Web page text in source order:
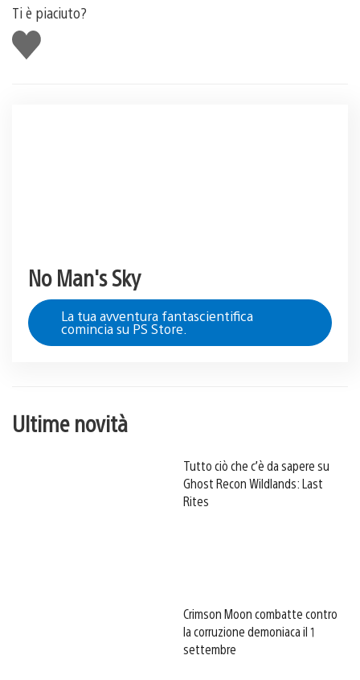
Ti è piaciuto?
Mi
piace
No Man's Sky
La tua avventura fantascientifica
comincia su PS Store.
Ultime novità
Tutto ciò che c’è da sapere su
Ghost Recon Wildlands: Last
Rites
Crimson Moon combatte contro
la corruzione demoniaca il 1
settembre